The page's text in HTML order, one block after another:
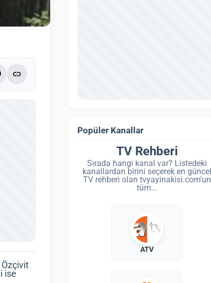
Özçivit
ise
Popüler Kanallar
TV Rehberi
Sırada hangi kanal var? Listedeki
kanallardan birini seçerek en güncel
TV rehberi olan tvyayinakisi.com'un
tüm...
ATV